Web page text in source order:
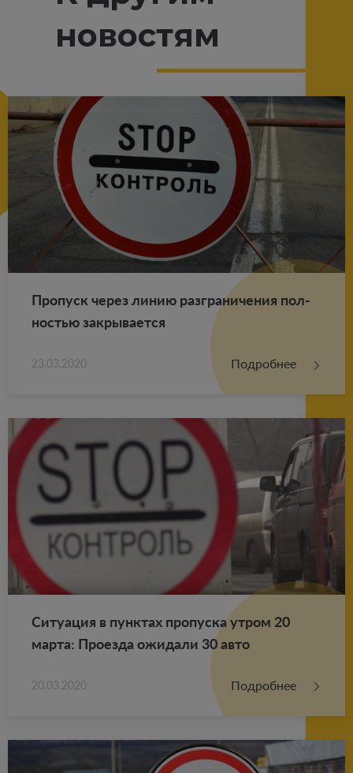
новостям
Про­пуск через линию раз­гра­ни­че­ния пол­
но­стью за­кры­ва­ет­ся
23.03.2020 Подробнее
Си­ту­а­ция в пунк­тах про­пус­ка утром 20
марта: Про­ез­да ожи­да­ли 30 авто
20.03.2020 Подробнее